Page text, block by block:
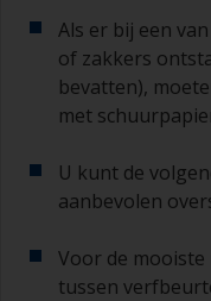
Als er bij een
of zakkers
bevatten),
met
U kunt de
aanbevolen
Voor de
tussen